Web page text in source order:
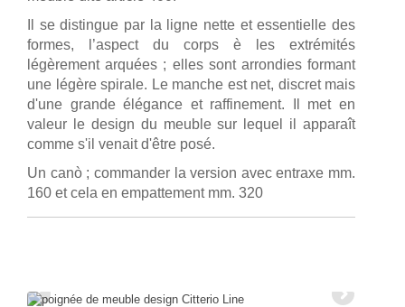
Il se distingue par la ligne nette et essentielle des
formes, l’aspect du corps è les extrémités
légèrement arquées ; elles sont arrondies formant
une légère spirale. Le manche est net, discret mais
d'une grande élégance et raffinement. Il met en
valeur le design du meuble sur lequel il apparaît
comme s'il venait d'être posé.
Un canò ; commander la version avec entraxe mm.
160 et cela en empattement mm. 320